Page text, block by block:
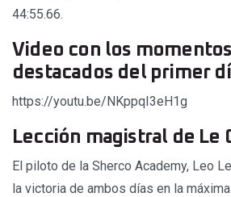
44:55.66.
Video con los
destacados del primer
https://youtu.be/NKppqI3eH1g
Lección magistral de Le
El piloto de la Sherco Academy, Leo
la victoria de ambos días en la